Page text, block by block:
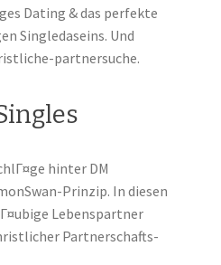
Dating & das perfekte
Singledaseins. Und
partnersuche.
hinter DM
Prinzip. In diesen
Lebenspartner
Partnerschafts-